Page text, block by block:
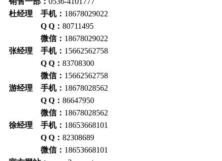
杜经理 手机： 18678029022
Q Q： 80711495
微信： 18678029022
张经理 手机： 15662562758
Q Q： 83708300
微信： 15662562758
游经理 手机： 18678028562
Q Q： 86647950
微信： 18678028562
徐经理 手机： 18653668101
Q Q： 82308689
微信： 18653668101